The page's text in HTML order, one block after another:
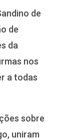
de
de
da
nos
a todas
sobre
uniram